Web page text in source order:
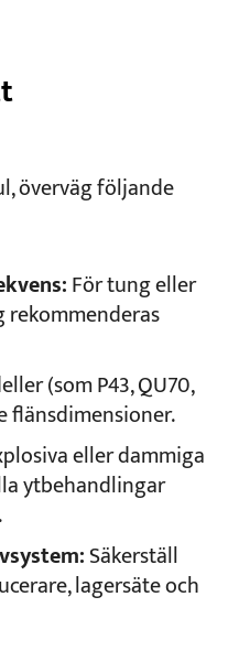
överväg följande
För tung eller
(som P43, QU70,
flänsdimensioner.
eller dammiga
ytbehandlingar
Säkerställ
lagersäte och